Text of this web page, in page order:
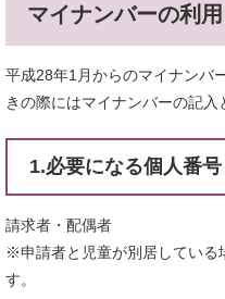
マイナンバーの利
平成28年1月からのマイナンバ
きの際にはマイナンバーの記入
1.必要になる個人番号
請求者・配偶者
※申請者と児童が別居している
す。